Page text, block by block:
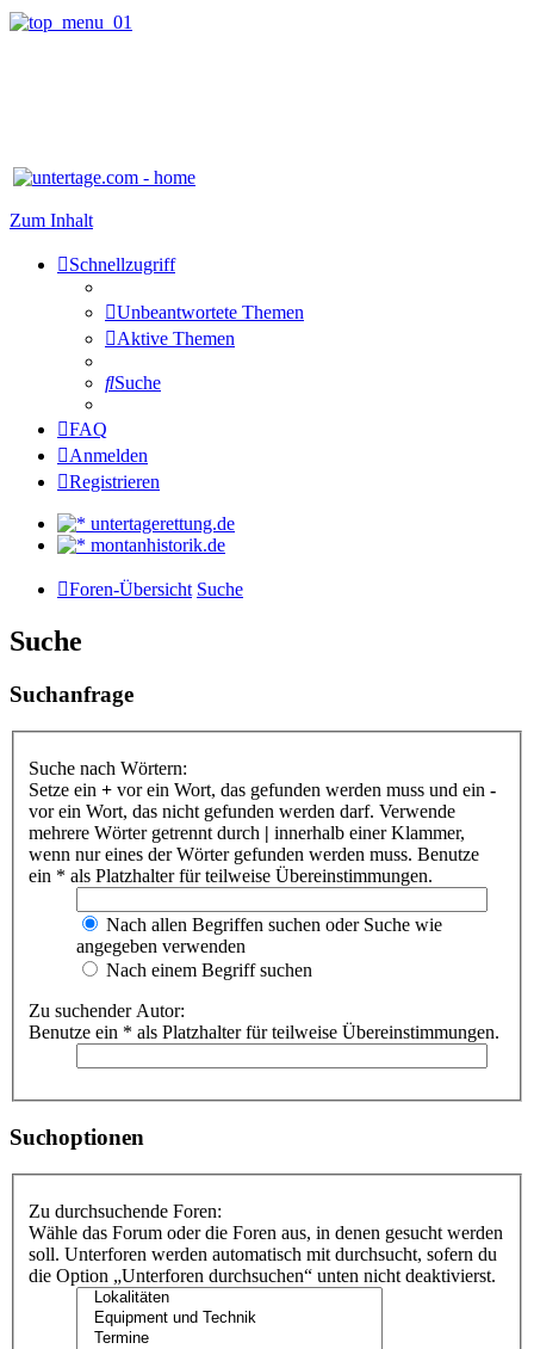
Zum Inhalt
Schnellzugriff
Unbeantwortete Themen
Aktive Themen
Suche
FAQ
Anmelden
Registrieren
untertagerettung.de
montanhistorik.de
Foren-Übersicht Suche
Suche
Suchanfrage
Suche nach Wörtern:
Setze ein + vor ein Wort, das gefunden werden muss und ein -
vor ein Wort, das nicht gefunden werden darf. Verwende
mehrere Wörter getrennt durch | innerhalb einer Klammer,
wenn nur eines der Wörter gefunden werden muss. Benutze
ein * als Platzhalter für teilweise Übereinstimmungen.
Nach allen Begriffen suchen oder Suche wie
angegeben verwenden
Nach einem Begriff suchen
Zu suchender Autor:
Benutze ein * als Platzhalter für teilweise Übereinstimmungen.
Suchoptionen
Zu durchsuchende Foren:
Wähle das Forum oder die Foren aus, in denen gesucht werden
soll. Unterforen werden automatisch mit durchsucht, sofern du
die Option „Unterforen durchsuchen“ unten nicht deaktivierst.